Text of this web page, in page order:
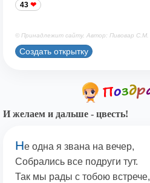
43
© Принадлежит сайту. Автор: Пивовар С.М.
Создать открытку
И желаем и дальше - цвесть!
Не одна я звана на вечер,
Собрались все подруги тут.
Так мы рады с тобою встрече,